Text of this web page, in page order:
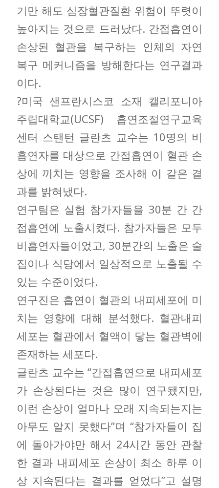
기만 해도 심장혈관질환 위험이 뚜렷이
높아지는 것으로 드러났다. 간접흡연이
손상된 혈관을 복구하는 인체의 자연
복구 메커니즘을 방해한다는 연구결과
이다.
?미국 샌프란시스코 소재 캘리포니아
주립대학교(UCSF) 흡연조절연구교육
센터 스탠턴 글란츠 교수는 10명의 비
흡연자를 대상으로 간접흡연이 혈관 손
상에 끼치는 영향을 조사해 이 같은 결
과를 밝혀냈다.
연구팀은 실험 참가자들을 30분 간 간
접흡연에 노출시켰다. 참가자들은 모두
비흡연자들이었고, 30분간의 노출은 술
집이나 식당에서 일상적으로 노출될 수
있는 수준이었다.
연구진은 흡연이 혈관의 내피세포에 미
치는 영향에 대해 분석했다. 혈관내피
세포는 혈관에서 혈액이 닿는 혈관벽에
존재하는 세포다.
글란츠 교수는 “간접흡연으로 내피세포
가 손상된다는 것은 많이 연구됐지만,
이런 손상이 얼마나 오래 지속되는지는
아무도 알지 못했다”며 “참가자들이 집
에 돌아가야만 해서 24시간 동안 관찰
한 결과 내피세포 손상이 최소 하루 이
상 지속된다는 결과를 얻었다”고 설명